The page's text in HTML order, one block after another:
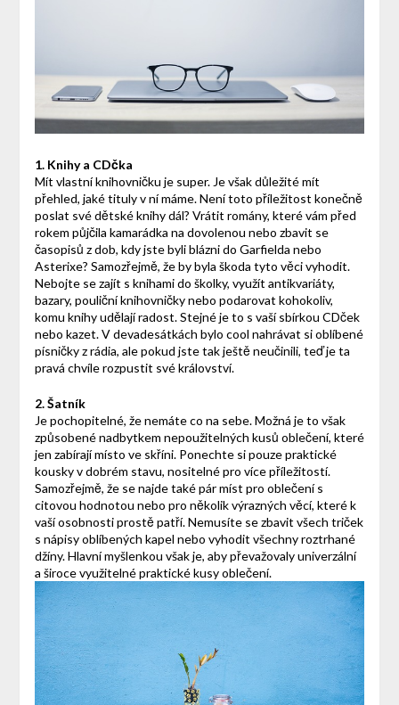
1. Knihy a CDčka
Mít vlastní knihovničku je super. Je však důležité mít
přehled, jaké tituly v ní máme. Není toto příležitost konečně
poslat své dětské knihy dál? Vrátit romány, které vám před
rokem půjčila kamarádka na dovolenou nebo zbavit se
časopisů z dob, kdy jste byli blázni do Garfielda nebo
Asterixe? Samozřejmě, že by byla škoda tyto věci vyhodit.
Nebojte se zajít s knihami do školky, využít antikvariáty,
bazary, pouliční knihovničky nebo podarovat kohokoliv,
komu knihy udělají radost. Stejné je to s vaší sbírkou CDček
nebo kazet. V devadesátkách bylo cool nahrávat si oblíbené
písničky z rádia, ale pokud jste tak ještě neučinili, teď je ta
pravá chvíle rozpustit své království.
2. Šatník
Je pochopitelné, že nemáte co na sebe. Možná je to však
způsobené nadbytkem nepoužitelných kusů oblečení, které
jen zabírají místo ve skříni. Ponechte si pouze praktické
kousky v dobrém stavu, nositelné pro více příležitostí.
Samozřejmě, že se najde také pár míst pro oblečení s
citovou hodnotou nebo pro několik výrazných věcí, které k
vaší osobnosti prostě patří. Nemusíte se zbavit všech triček
s nápisy oblíbených kapel nebo vyhodit všechny roztrhané
džíny. Hlavní myšlenkou však je, aby převažovaly univerzální
a široce využitelné praktické kusy oblečení.